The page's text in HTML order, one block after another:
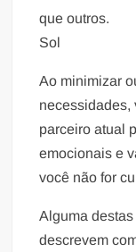
que outros.
Sol
Ao minimizar
necessidades,
parceiro atual
emocionais e
você não for
Alguma
descrevem